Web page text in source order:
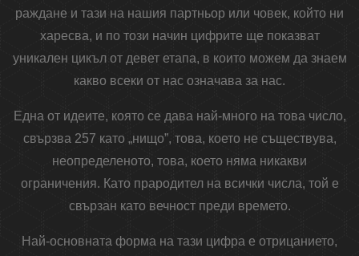
раждане и тази на нашия партньор или човек, който ни
харесва, и по този начин цифрите ще показват
уникален цикъл от девет етапа, в които можем да знаем
какво всеки от нас означава за нас.
Една от идеите, която се дава най-много на това число,
свързва 257 като „нищо”, това, което не съществува,
неопределеното, това, което няма никакви
ограничения. Като прародител на всички числа, той е
свързан като вечност преди времето.
Най-основната форма на тази цифра е отрицанието,